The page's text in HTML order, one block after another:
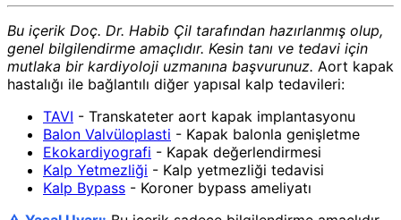
Bu içerik Doç. Dr. Habib Çil tarafından hazırlanmış olup,
genel bilgilendirme amaçlıdır. Kesin tanı ve tedavi için
mutlaka bir kardiyoloji uzmanına başvurunuz. Aort kapak
hastalığı ile bağlantılı diğer yapısal kalp tedavileri:
TAVI - Transkateter aort kapak implantasyonu
Balon Valvüloplasti - Kapak balonla genişletme
Ekokardiyografi - Kapak değerlendirmesi
Kalp Yetmezliği - Kalp yetmezliği tedavisi
Kalp Bypass - Koroner bypass ameliyatı